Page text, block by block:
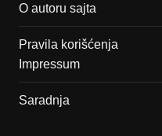
O autoru sajta
Pravila korišćenja
Impressum
Saradnja